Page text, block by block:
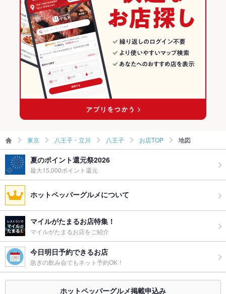
東京 八王子・立川 八王子 お店TOP 地図
夏のポイント還元祭2026
最大15,000ポイント還元
ホットペッパーグルメについて
マイルがたまるお店特集！
マイルがたまるお店をご紹介
今日明日予約できるお店
急ぎの飲み会でもネット予約OK！
ホットペッパーグルメ掲載申込み